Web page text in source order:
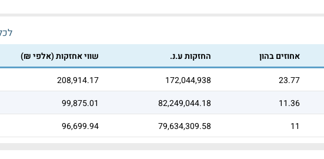
אחוזים בהון החזקות ע.נ.
שווי אחזקות (אלפי ₪)
23.77
172,044,938
208,914.17
11.36
82,249,044.18
99,875.01
11
79,634,309.58
96,699.94